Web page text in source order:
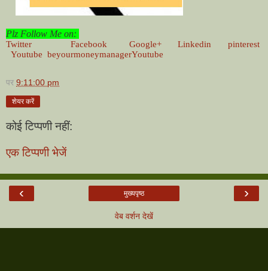
Plz Follow Me on:
Twitter Facebook Google+ Linkedin
pinterest
Youtube beyourmoneymanagerYoutube
पर 9:11:00 pm
शेयर करें
कोई टिप्पणी नहीं:
एक टिप्पणी भेजें
‹ ›
मुख्यपृष्ठ
वेब वर्शन देखें